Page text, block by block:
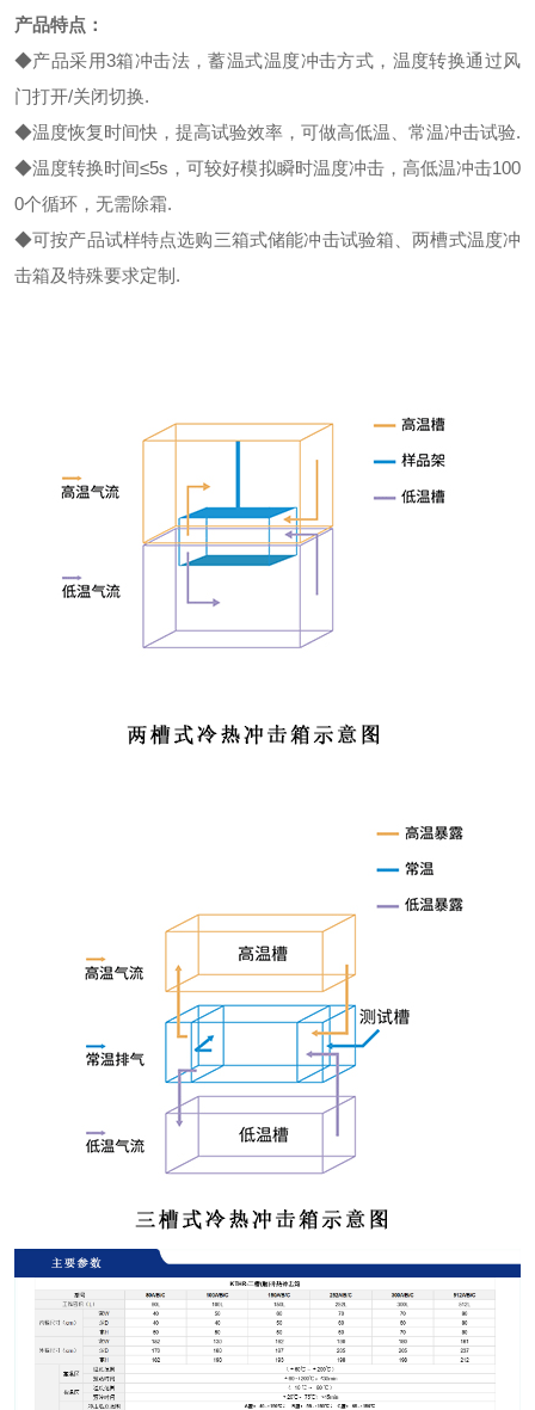
产品特点：
◆产品采用3箱冲击法，蓄温式温度冲击方式，温度转换通过风
门打开/关闭切换.
◆温度恢复时间快，提高试验效率，可做高低温、常温冲击试验.
◆温度转换时间≤5s，可较好模拟瞬时温度冲击，高低温冲击100
0个循环，无需除霜.
◆可按产品试样特点选购三箱式储能冲击试验箱、两槽式温度冲
击箱及特殊要求定制.